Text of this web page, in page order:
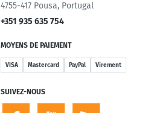
4755-417 Pousa, Portugal
+351 935 635 754
MOYENS DE PAIEMENT
VISA Mastercard PayPal Virement
SUIVEZ-NOUS